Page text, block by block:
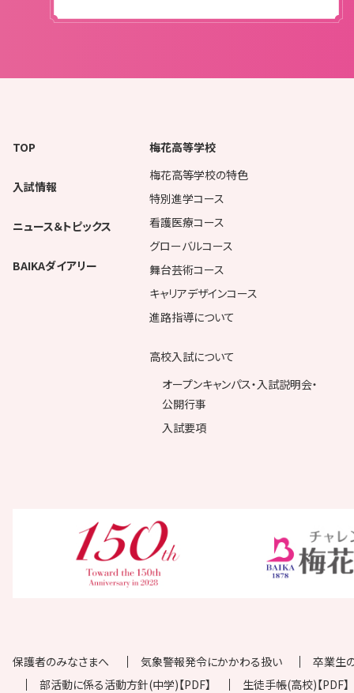
TOP
入試情報
ニュース＆トピックス
BAIKAダイアリー
梅花高等学校
梅花高等学校の特色
特別進学コース
看護医療コース
グローバルコース
舞台芸術コース
キャリアデザインコース
進路指導について
高校入試について
オープンキャンパス・入試説明会・
公開行事
入試要項
保護者のみなさまへ 気象警報発令にかかわる扱い
卒業生
部活動に係る活動方針(中学)【PDF】
生徒手帳(高校)【PDF】